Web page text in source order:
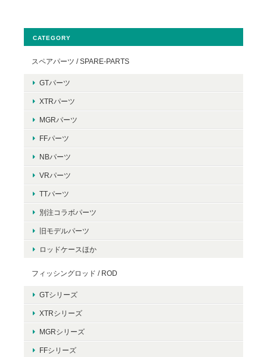
CATEGORY
スペアパーツ / SPARE-PARTS
GTパーツ
XTRパーツ
MGRパーツ
FFパーツ
NBパーツ
VRパーツ
TTパーツ
別注コラボパーツ
旧モデルパーツ
ロッドケースほか
フィッシングロッド / ROD
GTシリーズ
XTRシリーズ
MGRシリーズ
FFシリーズ